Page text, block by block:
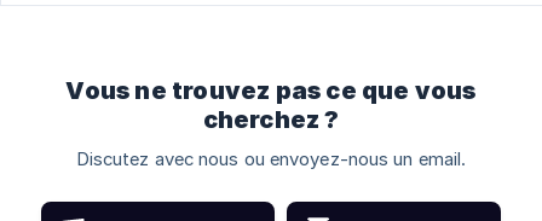
Vous ne trouvez pas ce que vous
cherchez ?
Discutez avec nous ou envoyez-nous un email.